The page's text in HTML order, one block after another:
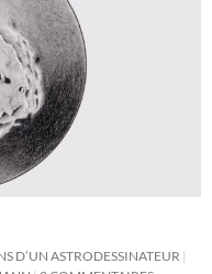
D’UN ASTRODESSINATEUR